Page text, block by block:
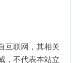
互联网，其相关
，不代表本站立